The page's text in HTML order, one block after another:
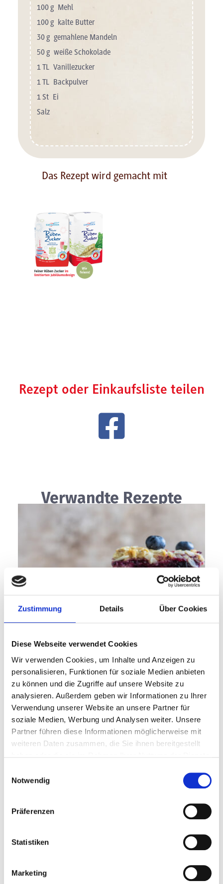
Zustimmung Details Über Cookies
Diese Webseite verwendet Cookies
Wir verwenden Cookies, um Inhalte und Anzeigen zu
personalisieren, Funktionen für soziale Medien anbieten
zu können und die Zugriffe auf unsere Website zu
analysieren. Außerdem geben wir Informationen zu Ihrer
Verwendung unserer Website an unsere Partner für
soziale Medien, Werbung und Analysen weiter. Unsere
Partner führen diese Informationen möglicherweise mit
weiteren Daten zusammen, die Sie ihnen bereitgestellt
Notwendig
Präferenzen
Statistiken
Marketing
100g
Mehl
100g
kalte Butter
30g gemahlene Mandeln
50g weiße Schokolade
1TL Vanillezucker
1TL
Backpulver
1St
Ei
Salz
Das Rezept wird gemacht mit
Rezept oder Einkaufsliste teilen
Verwandte Rezepte
45 min Fortgeschritten
Marmeladen-Streuselkuchen